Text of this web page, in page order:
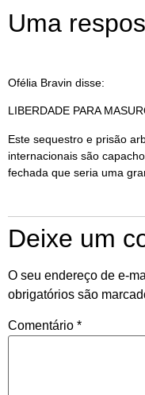
Uma
Ofélia Bravin disse:
LIBERDADE PARA
Este sequestro e prisão
internacionais são
fechada que seria uma
Deixe um
O seu endereço de e-
obrigatórios são
Comentário *